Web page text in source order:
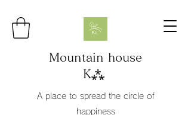
Mountain house
K⁂
A place to spread the circle of
happiness